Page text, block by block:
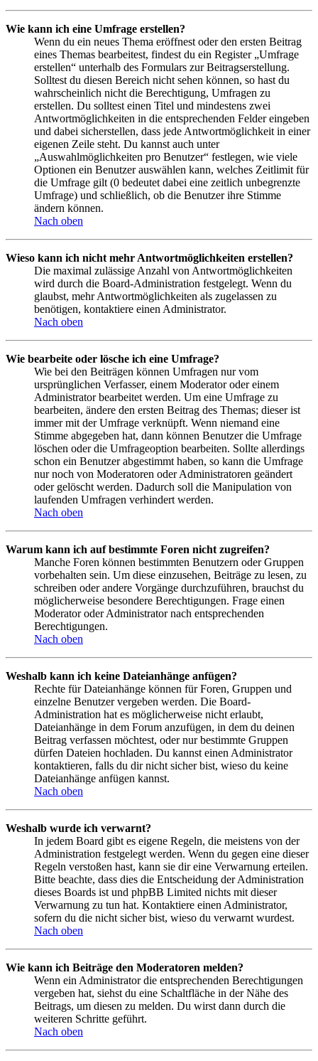
Wie kann ich eine Umfrage erstellen?
Wenn du ein neues Thema eröffnest oder den ersten Beitrag
eines Themas bearbeitest, findest du ein Register „Umfrage
erstellen“ unterhalb des Formulars zur Beitragserstellung.
Solltest du diesen Bereich nicht sehen können, so hast du
wahrscheinlich nicht die Berechtigung, Umfragen zu
erstellen. Du solltest einen Titel und mindestens zwei
Antwortmöglichkeiten in die entsprechenden Felder eingeben
und dabei sicherstellen, dass jede Antwortmöglichkeit in einer
eigenen Zeile steht. Du kannst auch unter
„Auswahlmöglichkeiten pro Benutzer“ festlegen, wie viele
Optionen ein Benutzer auswählen kann, welches Zeitlimit für
die Umfrage gilt (0 bedeutet dabei eine zeitlich unbegrenzte
Umfrage) und schließlich, ob die Benutzer ihre Stimme
ändern können.
Nach oben
Wieso kann ich nicht mehr Antwortmöglichkeiten erstellen?
Die maximal zulässige Anzahl von Antwortmöglichkeiten
wird durch die Board-Administration festgelegt. Wenn du
glaubst, mehr Antwortmöglichkeiten als zugelassen zu
benötigen, kontaktiere einen Administrator.
Nach oben
Wie bearbeite oder lösche ich eine Umfrage?
Wie bei den Beiträgen können Umfragen nur vom
ursprünglichen Verfasser, einem Moderator oder einem
Administrator bearbeitet werden. Um eine Umfrage zu
bearbeiten, ändere den ersten Beitrag des Themas; dieser ist
immer mit der Umfrage verknüpft. Wenn niemand eine
Stimme abgegeben hat, dann können Benutzer die Umfrage
löschen oder die Umfrageoption bearbeiten. Sollte allerdings
schon ein Benutzer abgestimmt haben, so kann die Umfrage
nur noch von Moderatoren oder Administratoren geändert
oder gelöscht werden. Dadurch soll die Manipulation von
laufenden Umfragen verhindert werden.
Nach oben
Warum kann ich auf bestimmte Foren nicht zugreifen?
Manche Foren können bestimmten Benutzern oder Gruppen
vorbehalten sein. Um diese einzusehen, Beiträge zu lesen, zu
schreiben oder andere Vorgänge durchzuführen, brauchst du
möglicherweise besondere Berechtigungen. Frage einen
Moderator oder Administrator nach entsprechenden
Berechtigungen.
Nach oben
Weshalb kann ich keine Dateianhänge anfügen?
Rechte für Dateianhänge können für Foren, Gruppen und
einzelne Benutzer vergeben werden. Die Board-
Administration hat es möglicherweise nicht erlaubt,
Dateianhänge in dem Forum anzufügen, in dem du deinen
Beitrag verfassen möchtest, oder nur bestimmte Gruppen
dürfen Dateien hochladen. Du kannst einen Administrator
kontaktieren, falls du dir nicht sicher bist, wieso du keine
Dateianhänge anfügen kannst.
Nach oben
Weshalb wurde ich verwarnt?
In jedem Board gibt es eigene Regeln, die meistens von der
Administration festgelegt werden. Wenn du gegen eine dieser
Regeln verstoßen hast, kann sie dir eine Verwarnung erteilen.
Bitte beachte, dass dies die Entscheidung der Administration
dieses Boards ist und phpBB Limited nichts mit dieser
Verwarnung zu tun hat. Kontaktiere einen Administrator,
sofern du die nicht sicher bist, wieso du verwarnt wurdest.
Nach oben
Wie kann ich Beiträge den Moderatoren melden?
Wenn ein Administrator die entsprechenden Berechtigungen
vergeben hat, siehst du eine Schaltfläche in der Nähe des
Beitrags, um diesen zu melden. Du wirst dann durch die
weiteren Schritte geführt.
Nach oben